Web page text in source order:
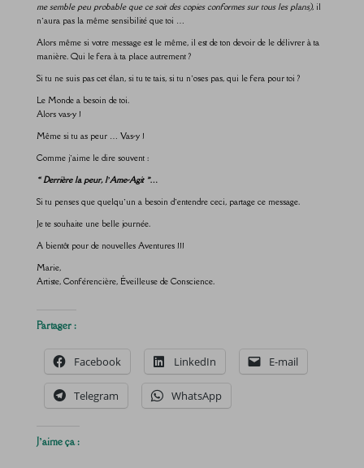
me semble peu probable que ce soit des copies conformes sur tous les plans), il
n’aura pas la même sensibilité que toi …
Alors même si votre message est le même, il est de ton devoir de le délivrer à ta
manière. Qui le fera à ta place autrement ?
Si tu ne suis pas cet élan, si tu te tais, si tu n’oses pas, qui le fera pour toi ?
Le Monde a besoin de toi.
Alors vas-y !
Même si tu as peur … Vas-y !
Comme j’aime le dire souvent :
« Derrière la peur, l’Ame-Agit »…
Si tu penses que quelqu’un a besoin d’entendre ceci, partage ce message.
Je te souhaite une belle journée.
A bientôt pour de nouvelles Aventures !!!
Marie,
Artiste, Conférencière, Éveilleuse de Conscience.
Partager :
Facebook LinkedIn E-mail
Telegram WhatsApp
J’aime ça :